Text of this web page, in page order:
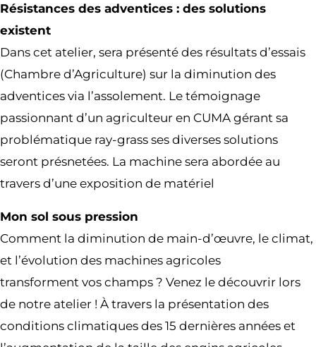
Résistances des adventices : des solutions
existent
Dans cet atelier, sera présenté des résultats d’essais
(Chambre d’Agriculture) sur la diminution des
adventices via l’assolement. Le témoignage
passionnant d’un agriculteur en CUMA gérant sa
problématique ray-grass ses diverses solutions
seront présnetées. La machine sera abordée au
travers d’une exposition de matériel
Mon sol sous pression
Comment la diminution de main-d’œuvre, le climat,
et l’évolution des machines agricoles
transforment vos champs ? Venez le découvrir lors
de notre atelier ! À travers la présentation des
conditions climatiques des 15 dernières années et